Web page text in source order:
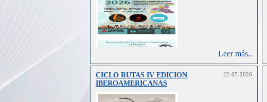
Leer más..
CICLO RUTAS IV EDICION
IBEROAMERICANAS
22-05-2026